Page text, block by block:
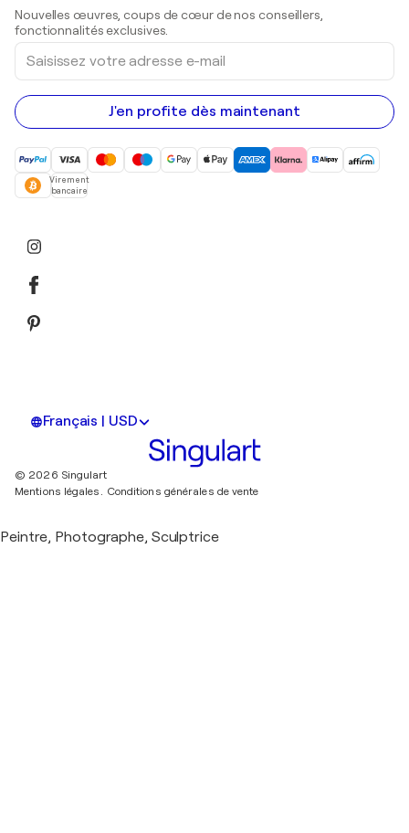
Peintures acryliques
Nouvelles œuvres, coups de cœur de nos conseillers,
fonctionnalités exclusives.
Saisissez
votre
adresse
e-
mail
J'en profite dès maintenant
Virement
bancaire
Français | USD
© 2026 Singulart
Mentions légales. Conditions générales de vente
Peintre, Photographe, Sculptrice